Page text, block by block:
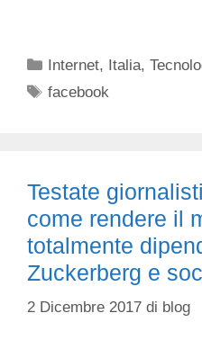
Categorie
Internet, Italia,
Tag
facebook
Testate
come rendere il
totalmente
Zuckerberg e
2 Dicembre 2017 di blog